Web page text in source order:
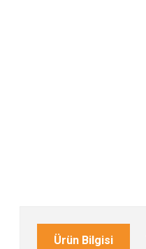
Ürün Bilgisi